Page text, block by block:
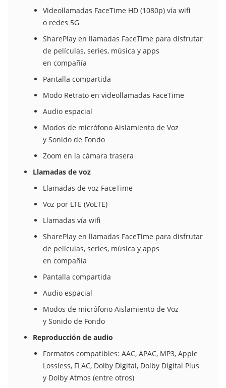
Videollamadas FaceTime HD (1080p) vía wifi
o redes 5G
SharePlay en llamadas FaceTime para disfrutar
de películas, series, música y apps
en compañía
Pantalla compartida
Modo Retrato en videollamadas FaceTime
Audio espacial
Modos de micrófono Aislamiento de Voz
y Sonido de Fondo
Zoom en la cámara trasera
Llamadas de voz
Llamadas de voz FaceTime
Voz por LTE (VoLTE)
Llamadas vía wifi
SharePlay en llamadas FaceTime para disfrutar
de películas, series, música y apps
en compañía
Pantalla compartida
Audio espacial
Modos de micrófono Aislamiento de Voz
y Sonido de Fondo
Reproducción de audio
Formatos compatibles: AAC, APAC, MP3, Apple
Lossless, FLAC, Dolby Digital, Dolby Digital Plus
y Dolby Atmos (entre otros)